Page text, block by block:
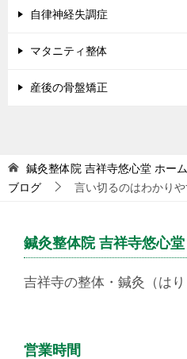
自律神経失調症
マタニティ整体
産後の骨盤矯正
鍼灸整体院 吉祥寺悠心堂 ホーム
ブログ
言い切るのはわかり
鍼灸整体院 吉祥寺悠心堂
吉祥寺の整体・鍼灸（はり
営業時間